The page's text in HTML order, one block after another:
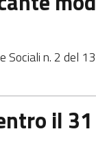
n. 2 del
il